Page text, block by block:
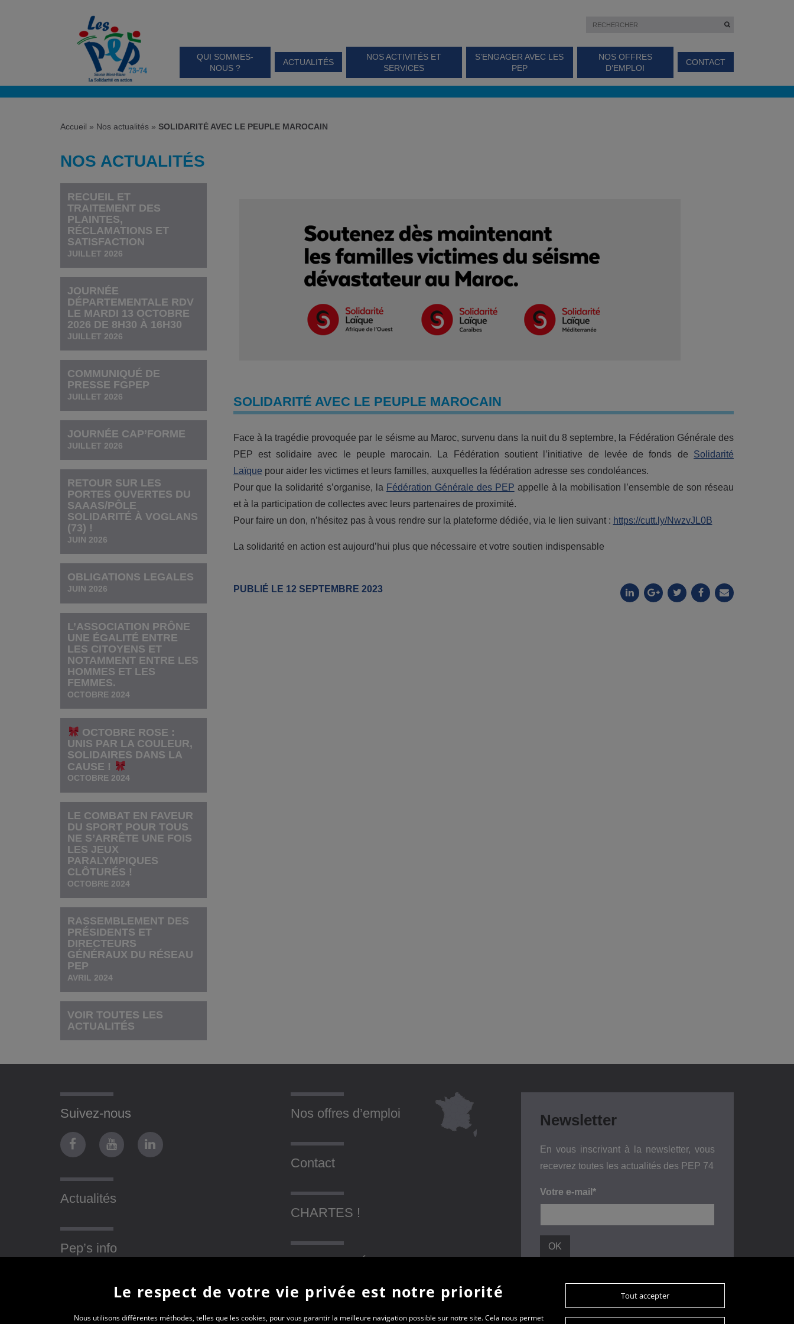
QUI SOMMES-
NOUS ?
ACTUALITÉS
NOS ACTIVITÉS ET
SERVICES
S’ENGAGER AVEC LES
PEP
NOS OFFRES
D’EMPLOI
CONTACT
Accueil » Nos actualités » SOLIDARITÉ AVEC LE PEUPLE MAROCAIN
NOS ACTUALITÉS
RECUEIL ET
TRAITEMENT DES
PLAINTES,
RÉCLAMATIONS ET
SATISFACTION
JUILLET 2026
JOURNÉE
DÉPARTEMENTALE RDV
LE MARDI 13 OCTOBRE
2026 DE 8H30 À 16H30
JUILLET 2026
COMMUNIQUÉ DE
PRESSE FGPEP
JUILLET 2026
JOURNÉE CAP’FORME
JUILLET 2026
RETOUR SUR LES
PORTES OUVERTES DU
SAAAS/PÔLE
SOLIDARITÉ À VOGLANS
(73) !
JUIN 2026
OBLIGATIONS LEGALES
JUIN 2026
L’ASSOCIATION PRÔNE
UNE ÉGALITÉ ENTRE
LES CITOYENS ET
NOTAMMENT ENTRE LES
HOMMES ET LES
FEMMES.
OCTOBRE 2024
OCTOBRE ROSE :
UNIS PAR LA COULEUR,
SOLIDAIRES DANS LA
CAUSE !
OCTOBRE 2024
LE COMBAT EN FAVEUR
DU SPORT POUR TOUS
NE S’ARRÊTE UNE FOIS
LES JEUX
PARALYMPIQUES
CLÔTURÉS !
OCTOBRE 2024
RASSEMBLEMENT DES
PRÉSIDENTS ET
DIRECTEURS
GÉNÉRAUX DU RÉSEAU
PEP
AVRIL 2024
VOIR TOUTES LES
ACTUALITÉS
SOLIDARITÉ AVEC LE PEUPLE MAROCAIN
Face à la tragédie provoquée par le séisme au Maroc, survenu dans la nuit du 8 septembre, la Fédération Générale des
PEP est solidaire avec le peuple marocain. La Fédération soutient l’initiative de levée de fonds de Solidarité
Laïque pour aider les victimes et leurs familles, auxquelles la fédération adresse ses condoléances.
Pour que la solidarité s’organise, la Fédération Générale des PEP appelle à la mobilisation l’ensemble de son réseau
et à la participation de collectes avec leurs partenaires de proximité.
Pour faire un don, n’hésitez pas à vous rendre sur la plateforme dédiée, via le lien suivant : https://cutt.ly/NwzvJL0B
La solidarité en action est aujourd’hui plus que nécessaire et votre soutien indispensable
PUBLIÉ LE 12 SEPTEMBRE 2023
Suivez-nous
Actualités
Pep’s info
Nos offres d’emploi
Contact
CHARTES !
Newsletter
En vous inscrivant à la newsletter, vous
recevrez toutes les actualités des PEP 74
Votre e-mail*
Mentions légales
Glossaire
Le respect de votre vie privée est notre priorité
Nous utilisons différentes méthodes, telles que les cookies, pour vous garantir la meilleure navigation possible sur notre site. Cela nous permet
Tout accepter